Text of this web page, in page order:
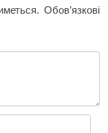
Обов’язкові